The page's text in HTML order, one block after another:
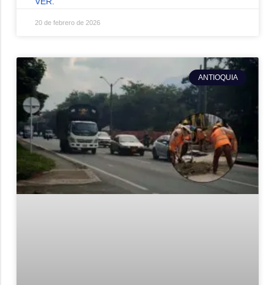
20 de febrero de 2026
ANTIOQUIA